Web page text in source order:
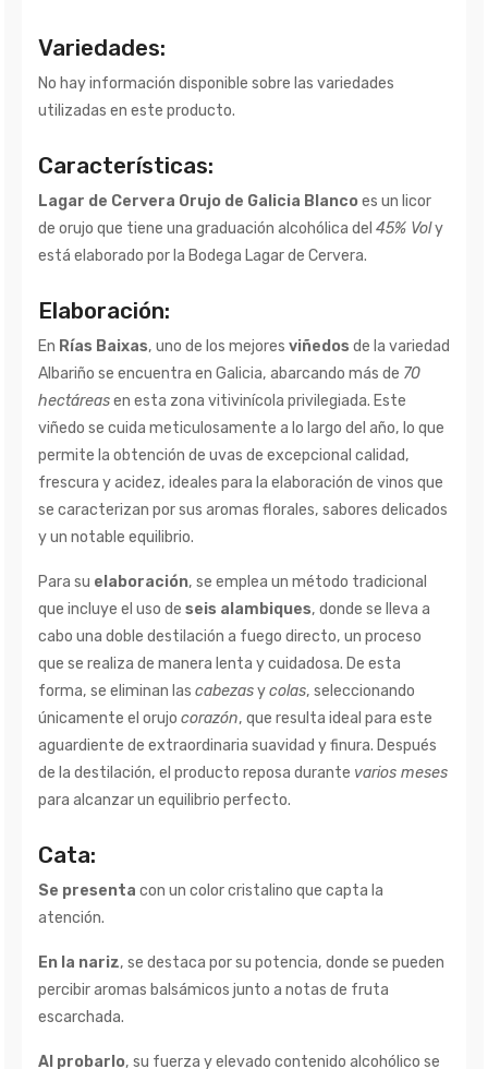
Variedades:
No hay información disponible sobre las variedades
utilizadas en este producto.
Características:
Lagar de Cervera Orujo de Galicia Blancoes un licor
de orujo que tiene una graduación alcohólica del 45% Voly
está elaborado por la Bodega Lagar de Cervera.
Elaboración:
En Rías Baixas, uno de los mejores viñedos de la variedad
Albariño se encuentra en Galicia, abarcando más de 70
hectáreasen esta zona vitivinícola privilegiada. Este
viñedo se cuida meticulosamente a lo largo del año, lo que
permite la obtención de uvas de excepcional calidad,
frescura y acidez, ideales para la elaboración de vinos que
se caracterizan por sus aromas florales, sabores delicados
y un notable equilibrio.
Para su elaboración, se emplea un método tradicional
que incluye el uso de seis alambiques, donde se lleva a
cabo una doble destilación a fuego directo, un proceso
que se realiza de manera lenta y cuidadosa. De esta
forma, se eliminan las cabezasycolas, seleccionando
únicamente el orujo corazón, que resulta ideal para este
aguardiente de extraordinaria suavidad y finura. Después
de la destilación, el producto reposa durante varios meses
para alcanzar un equilibrio perfecto.
Cata:
Se presenta con un color cristalino que capta la
atención.
En la nariz, se destaca por su potencia, donde se pueden
percibir aromas balsámicos junto a notas de fruta
escarchada.
Al probarlo, su fuerza y elevado contenido alcohólico se